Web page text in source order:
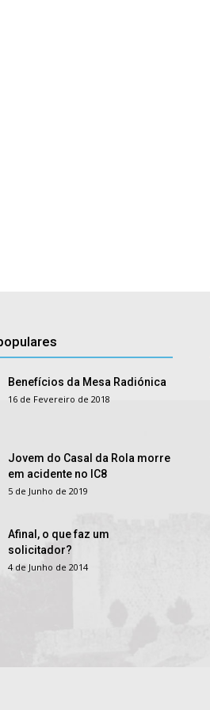
Benefícios da Mesa Radiónica
16 de Fevereiro de 2018
Jovem do Casal da Rola morre
em acidente no IC8
5 de Junho de 2019
Afinal, o que faz um
solicitador?
4 de Junho de 2014